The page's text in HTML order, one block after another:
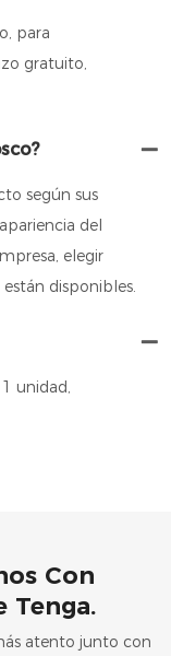
para
gratuito,
según sus
del
elegir
disponibles.
unidad,
Con
Tenga.
atento junto con